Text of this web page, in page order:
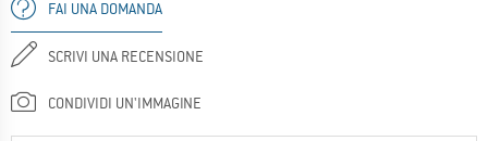
FAI UNA DOMANDA
SCRIVI UNA RECENSIONE
CONDIVIDI UN'IMMAGINE